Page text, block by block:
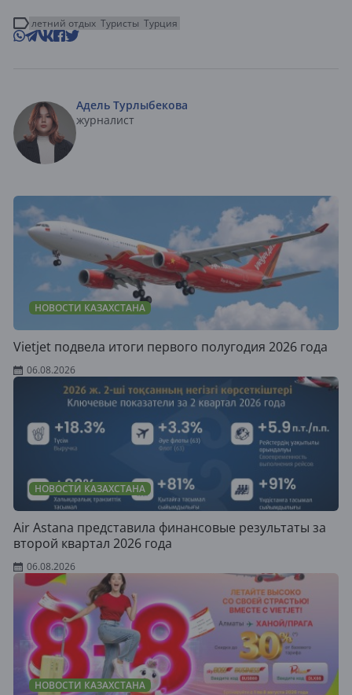
летний отдых Туристы Турция
Адель Турлыбекова
журналист
НОВОСТИ КАЗАХСТАНА
Vietjet подвела итоги первого полугодия 2026 года
06.08.2026
НОВОСТИ КАЗАХСТАНА
Air Astana представила финансовые результаты за
второй квартал 2026 года
06.08.2026
НОВОСТИ КАЗАХСТАНА